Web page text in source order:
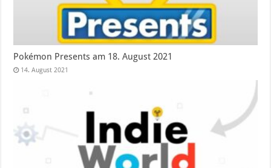
Pokémon Presents am 18. August 2021
14. August 2021